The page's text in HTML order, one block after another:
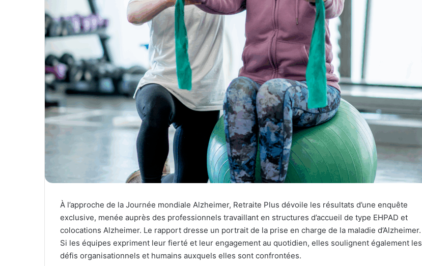
À l’approche de la Journée mondiale Alzheimer, Retraite Plus dévoile les résultats d’une enquête
exclusive, menée auprès des professionnels travaillant en structures d’accueil de type EHPAD et
colocations Alzheimer. Le rapport dresse un portrait de la prise en charge de la maladie d’Alzheimer.
Si les équipes expriment leur fierté et leur engagement au quotidien, elles soulignent également les
défis organisationnels et humains auxquels elles sont confrontées.